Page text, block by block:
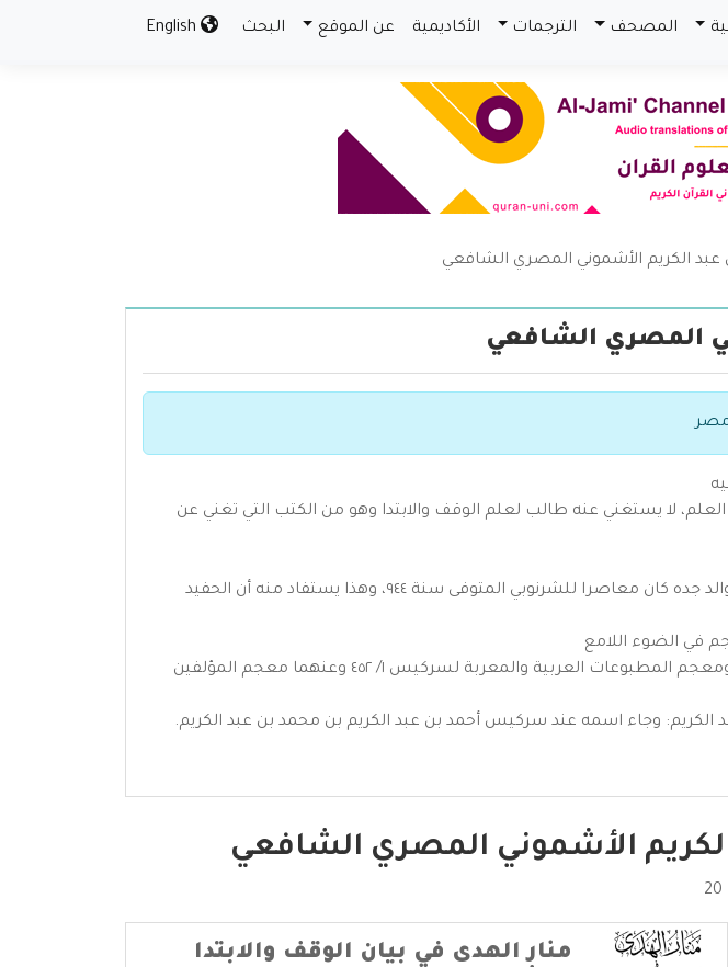
المصحف الترجمات الأكاديمية عن الموقع البحث
عبد الكريم الأشموني المصري الشافعي
المصري الشافعي
مصر
لا يستغني عنه طالب لعلم الوقف والابتدا وهو من الكتب التي تغني عن
• هو من علماء القرن الحادي عشر، لأنه سمى جده عبد الكريم وذكر في (منار الهدى) أن والد جده كان معاصرا للشرنوبي المتوفى سنة ٩٤٤، وهذا يستفاد منه أن الحفيد
• لم يُظفر له - بعد التفتيش - بترجمة كافية (تاريخ الأدب العربي لكارل بروكلمان ٨/ ٢٢٥ ومعجم المطبوعات العربية والمعربة لسركيس ١/ ٤٥٢ وعنهما معجم المؤلفين
الكريم: وجاء اسمه عند سركيس أحمد بن عبد الكريم بن محمد بن عبد الكريم.
الأشموني المصري الشافعي
منار الهدى في بيان الوقف والابتدا